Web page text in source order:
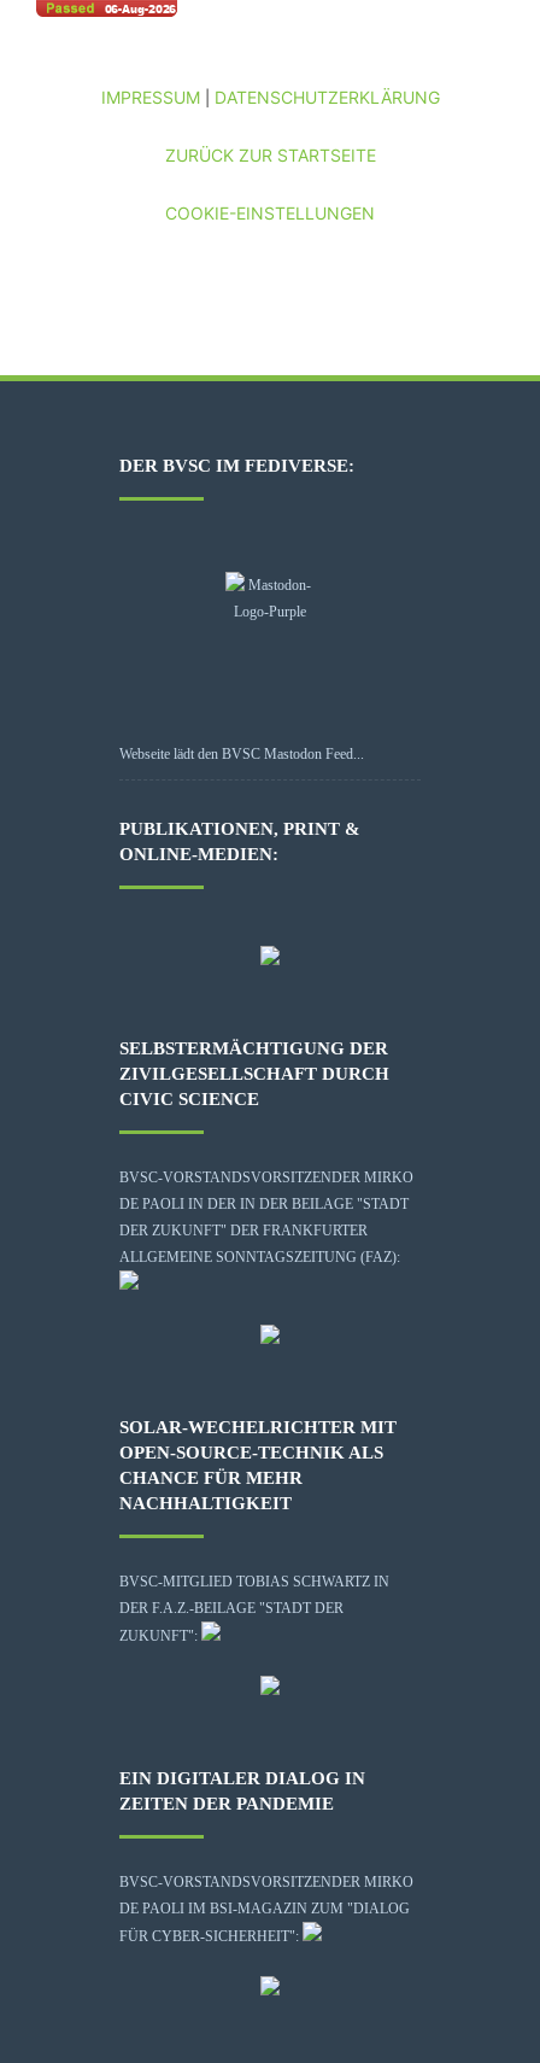
IMPRESSUM| DATENSCHUTZERKLÄRUNG
ZURÜCK ZUR STARTSEITE
COOKIE-EINSTELLUNGEN
DER BVSC IM FEDIVERSE:
Webseite lädt den BVSC Mastodon Feed...
PUBLIKATIONEN, PRINT &
ONLINE-MEDIEN:
SELBSTERMÄCHTIGUNG DER
ZIVILGESELLSCHAFT DURCH
CIVIC SCIENCE
BVSC-VORSTANDSVORSITZENDER MIRKO
DE PAOLI IN DER IN DER BEILAGE "STADT
DER ZUKUNFT" DER FRANKFURTER
ALLGEMEINE SONNTAGSZEITUNG (FAZ):
SOLAR-WECHELRICHTER MIT
OPEN-SOURCE-TECHNIK ALS
CHANCE FÜR MEHR
NACHHALTIGKEIT
BVSC-MITGLIED TOBIAS SCHWARTZ IN
DER F.A.Z.-BEILAGE "STADT DER
ZUKUNFT":
EIN DIGITALER DIALOG IN
ZEITEN DER PANDEMIE
BVSC-VORSTANDSVORSITZENDER MIRKO
DE PAOLI IM BSI-MAGAZIN ZUM "DIALOG
FÜR CYBER-SICHERHEIT":